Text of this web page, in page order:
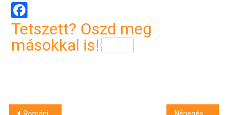
Facebook
Tetszett? Oszd meg
másokkal is!